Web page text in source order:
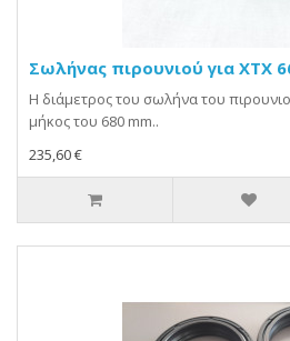
Σωλήνας πιρουνιού για XTX
Η διάμετρος του σωλήνα του
μήκος του 680 mm..
235,60 €